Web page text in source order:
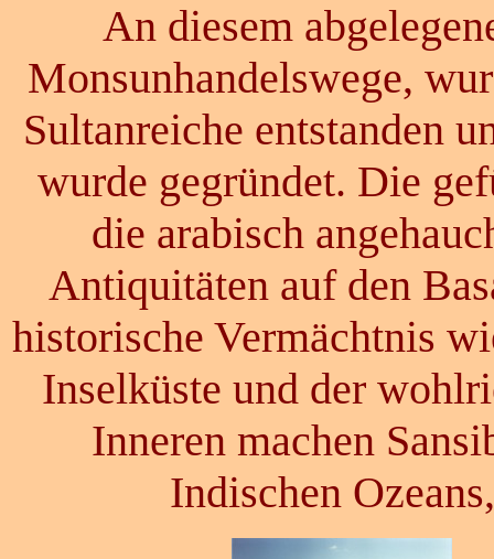
An diesem
Monsunhandelswege,
Sultanreiche entstanden
wurde gegründet. Die
die arabisch
Antiquitäten auf den
historische Vermächtnis
Inselküste und der
Inneren machen
Indischen